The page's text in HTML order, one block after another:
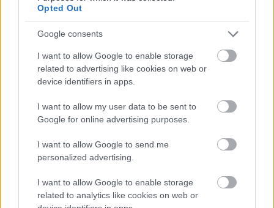
Opted Out
Google consents
I want to allow Google to enable storage
related to advertising like cookies on web or
device identifiers in apps.
I want to allow my user data to be sent to
Google for online advertising purposes.
I want to allow Google to send me
personalized advertising.
I want to allow Google to enable storage
related to analytics like cookies on web or
már nem is először tette meg –
Wheatley, a Hyundai Motorsport sportigazgatója
a DirtFishnek. – Szükségünk volt egy kis
segítségre, ezért elhívtuk a tesztünkre Munstert
számíthatunk rá.”
Wheatley azonban azt is elárulta, hogy ez a
hogy versenyen is indulhatna a luxemburgi